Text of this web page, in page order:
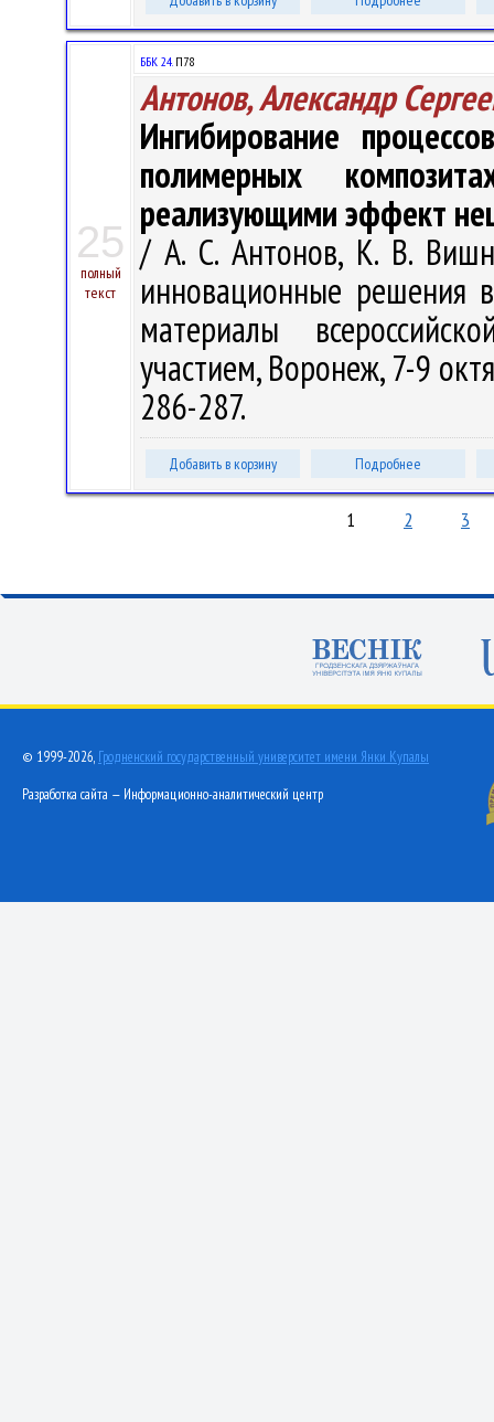
25
полный
текст
ББК 24.П78
Антонов, Александр
Ингибирование
полимерных
реализующими эффект
/ А. С. Антонов, К. В.
инновационные решения
материалы
участием, Воронеж, 7-9
286-287.
Добавить в корзину Подробнее
1 2 3
© 1999-2026, Гродненский государственный университет имени Янки Купалы
Разработка сайта — Информационно-аналитический центр